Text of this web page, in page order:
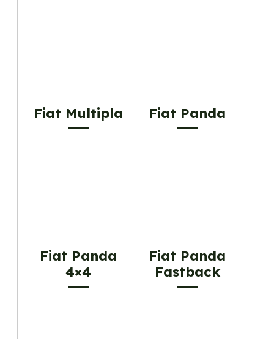
Fiat Multipla Fiat Panda
Fiat Panda
4×4
Fiat Panda
Fastback